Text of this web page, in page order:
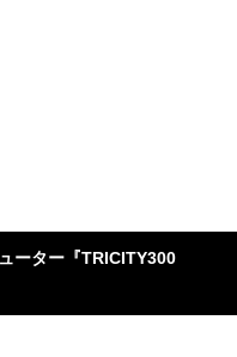
ーター『TRICITY300